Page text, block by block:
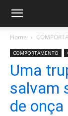
Home
COMPORTAMENTO
Uma
salvam
de onça